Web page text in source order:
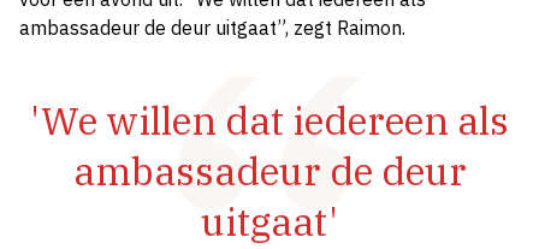
ambassadeur de deur uitgaat”, zegt Raimon.
'We willen dat iedereen als
ambassadeur de deur
uitgaat'